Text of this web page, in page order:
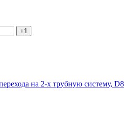
+1
на 2-х трубную систему,